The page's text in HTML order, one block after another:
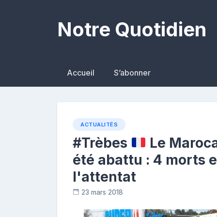
Notre Quotidien
Accueil S’abonner
ACTUALITÉS
#Trèbes
Le
été abattu : 4 morts
l'attentat
23 mars 2018
o